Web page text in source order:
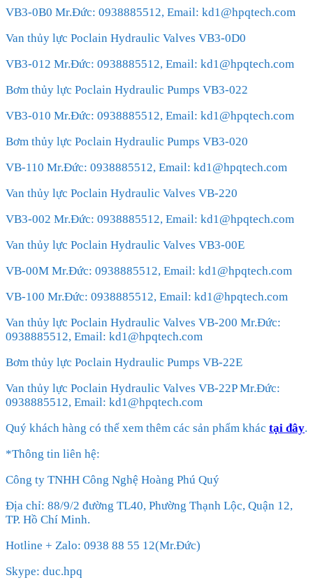
VB3-0B0 Mr.Đức: 0938885512, Email: kd1@hpqtech.com
Van thủy lực Poclain Hydraulic Valves VB3-0D0
VB3-012 Mr.Đức: 0938885512, Email: kd1@hpqtech.com
Bơm thủy lực Poclain Hydraulic Pumps VB3-022
VB3-010 Mr.Đức: 0938885512, Email: kd1@hpqtech.com
Bơm thủy lực Poclain Hydraulic Pumps VB3-020
VB-110 Mr.Đức: 0938885512, Email: kd1@hpqtech.com
Van thủy lực Poclain Hydraulic Valves VB-220
VB3-002 Mr.Đức: 0938885512, Email: kd1@hpqtech.com
Van thủy lực Poclain Hydraulic Valves VB3-00E
VB-00M Mr.Đức: 0938885512, Email: kd1@hpqtech.com
VB-100 Mr.Đức: 0938885512, Email: kd1@hpqtech.com
Van thủy lực Poclain Hydraulic Valves VB-200 Mr.Đức:
0938885512, Email: kd1@hpqtech.com
Bơm thủy lực Poclain Hydraulic Pumps VB-22E
Van thủy lực Poclain Hydraulic Valves VB-22P Mr.Đức:
0938885512, Email: kd1@hpqtech.com
Quý khách hàng có thể xem thêm các sản phẩm khác tại đây.
*Thông tin liên hệ:
Công ty TNHH Công Nghệ Hoàng Phú Quý
Địa chỉ: 88/9/2 đường TL40, Phường Thạnh Lộc, Quận 12,
TP. Hồ Chí Minh.
Hotline + Zalo: 0938 88 55 12(Mr.Đức)
Skype: duc.hpq